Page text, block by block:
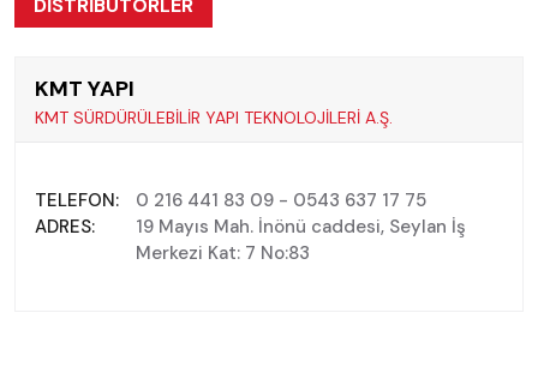
DİSTRİBÜTÖRLER
KMT YAPI
KMT SÜRDÜRÜLEBİLİR YAPI TEKNOLOJİLERİ A.Ş.
TELEFON:
0 216 441 83 09 - 0543 637 17 75
ADRES:
19 Mayıs Mah. İnönü caddesi, Seylan İş
Merkezi Kat: 7 No:83